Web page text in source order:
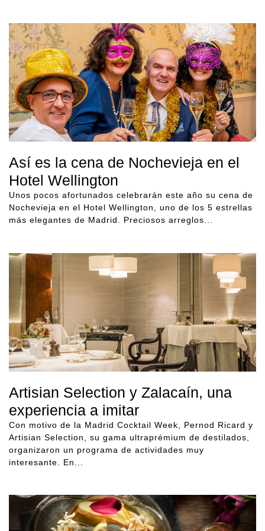
Así es la cena de Nochevieja en el
Hotel Wellington
Unos pocos afortunados celebrarán este año su cena de
Nochevieja en el Hotel Wellington, uno de los 5 estrellas
más elegantes de Madrid. Preciosos arreglos...
Artisian Selection y Zalacaín, una
experiencia a imitar
Con motivo de la Madrid Cocktail Week, Pernod Ricard y
Artisian Selection, su gama ultraprémium de destilados,
organizaron un programa de actividades muy
interesante. En...